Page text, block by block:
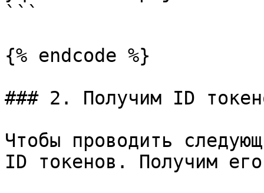
```
{% endcode %}
### 2. Получим ID
Чтобы проводить
ID токенов. Получим